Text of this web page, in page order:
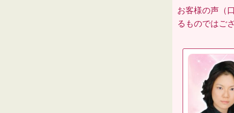
お客様の声（
るものではご